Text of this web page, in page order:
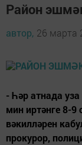
Район
автор, 26 марта
- Һәр атнада
мин иртәнге 8-9
вәкилләрен
прокурор,